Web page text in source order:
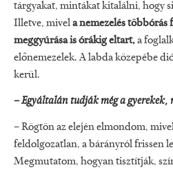
tárgyakat, mintákat kitalálni, hogy
Illetve, mivela nemezelés többórás
meggyúrása is órákig eltart,a
előnemezelek. A labda közepébe
kerül.
– Egyáltalán tudják még a gyerekek,
– Rögtön az elején elmondom,
feldolgozatlan, a bárányról frissen
Megmutatom, hogyan tisztítják,